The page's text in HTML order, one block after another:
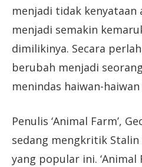
menjadi tidak kenyataan
menjadi semakin
dimilikinya. Secara
berubah menjadi
menindas haiwan-haiwan
Penulis ‘Animal Farm’,
sedang mengkritik Stalin
yang popular ini. ‘Animal